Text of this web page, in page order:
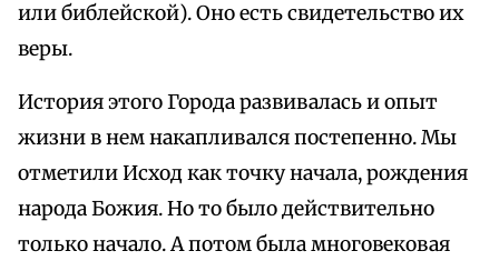
или библейской). Оно есть свидетельство их
веры.
История этого Города развивалась и опыт
жизни в нем накапливался постепенно. Мы
отметили Исход как точку начала, рождения
народа Божия. Но то было действительно
только начало. А потом была многовековая